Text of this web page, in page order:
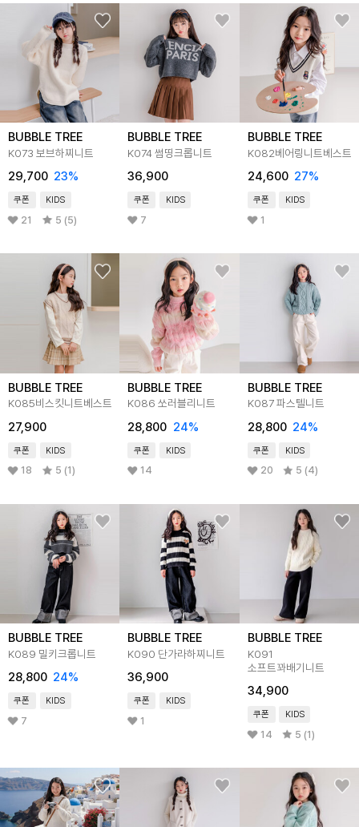
BUBBLE TREE
K073 보브하찌니트
29,700 23%
쿠폰 KIDS
21 5 (5)
BUBBLE TREE
K074 썸띵크롭니트
36,900
쿠폰 KIDS
7
BUBBLE TREE
K082베어링니트베스트
24,600 27%
쿠폰 KIDS
1
BUBBLE TREE
K085비스킷니트베스트
27,900
쿠폰 KIDS
18 5 (1)
BUBBLE TREE
K086 쏘러블리니트
28,800 24%
쿠폰 KIDS
14
BUBBLE TREE
K087 파스텔니트
28,800 24%
쿠폰 KIDS
20 5 (4)
BUBBLE TREE
K089 밀키크롭니트
28,800 24%
쿠폰 KIDS
7
BUBBLE TREE
K090 단가라하찌니트
36,900
쿠폰 KIDS
1
BUBBLE TREE
K091
소프트꽈배기니트
34,900
쿠폰 KIDS
14 5 (1)